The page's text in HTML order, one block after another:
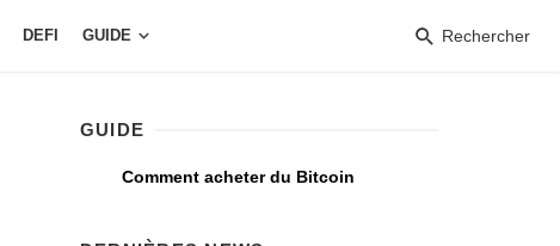
DEFI GUIDE Rechercher
GUIDE
Comment acheter du Bitcoin